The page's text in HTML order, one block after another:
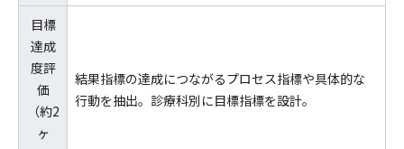
目標
達成
度評
価
（約2
ヶ
結果指標の達成につながるプロセス指標や具体的な
行動を抽出。診療科別に目標指標を設計。